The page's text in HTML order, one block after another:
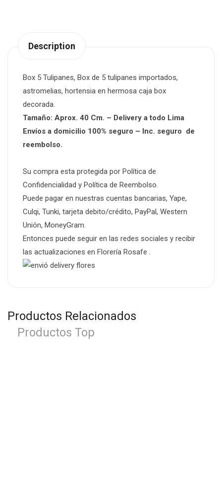
Description
Box 5 Tulipanes, Box de 5 tulipanes importados,
astromelias, hortensia en hermosa caja box
decorada.
Tamaño: Aprox. 40 Cm. – Delivery a todo Lima
Envíos a domicilio 100% seguro – Inc. seguro de
reembolso.
Su compra esta protegida por Política de
Confidencialidad y Política de Reembolso.
Puede pagar en nuestras cuentas bancarias, Yape,
Culqi, Tunki, tarjeta debito/crédito, PayPal, Western
Unión, MoneyGram.
Entonces puede seguir en las redes sociales y recibir
las actualizaciones en Florería Rosafe
Productos Relacionados
Productos Top